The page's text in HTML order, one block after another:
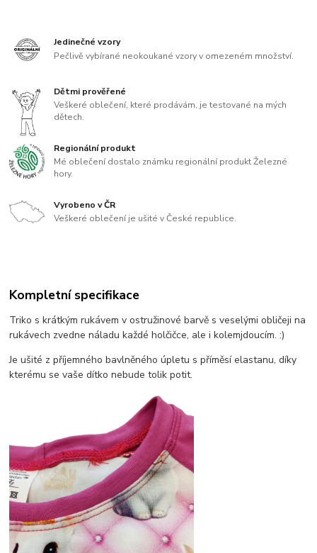
Jedinečné vzory
Pečlivě vybírané neokoukané vzory v omezeném množství.
Dětmi prověřené
Veškeré oblečení, které prodávám, je testované na mých
dětech.
Regionální produkt
Mé oblečení dostalo známku regionální produkt Železné
hory.
Vyrobeno v ČR
Veškeré oblečení je ušité v České republice.
Kompletní specifikace
Triko s krátkým rukávem v ostružinové barvě s veselými obličeji na
rukávech zvedne náladu každé holčičce, ale i kolemjdoucím. :)
Je ušité z příjemného bavlněného úpletu s příměsí elastanu, díky
kterému se vaše dítko nebude tolik potit.